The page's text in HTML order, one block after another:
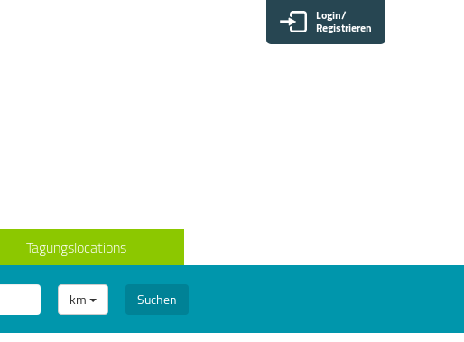
Login/
Registrieren
Tagungslocations
km Suchen